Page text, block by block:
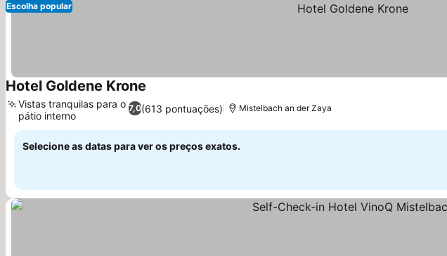
Escolha popular
Hotel Goldene Krone
7,0(613 pontuações)
Vistas tranquilas para o
pátio interno
Mistelbach an der Zaya
Selecione as datas para ver os preços exatos.